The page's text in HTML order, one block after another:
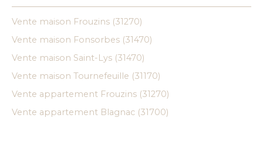
Vente maison Frouzins (31270)
Vente maison Fonsorbes (31470)
Vente maison Saint-Lys (31470)
Vente maison Tournefeuille (31170)
Vente appartement Frouzins (31270)
Vente appartement Blagnac (31700)